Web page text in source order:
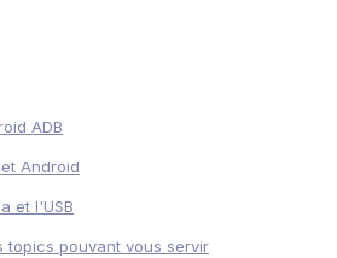
ADB
Android
et l'USB
topics pouvant vous servir